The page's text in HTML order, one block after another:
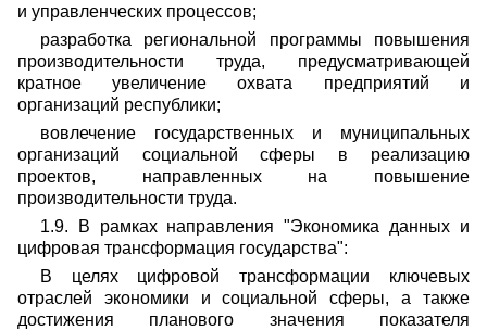
и управленческих процессов;
разработка региональной программы повышения
производительности труда, предусматривающей
кратное увеличение охвата предприятий и
организаций республики;
вовлечение государственных и муниципальных
организаций социальной сферы в реализацию
проектов, направленных на повышение
производительности труда.
1.9. В рамках направления "Экономика данных и
цифровая трансформация государства":
В целях цифровой трансформации ключевых
отраслей экономики и социальной сферы, а также
достижения планового значения показателя